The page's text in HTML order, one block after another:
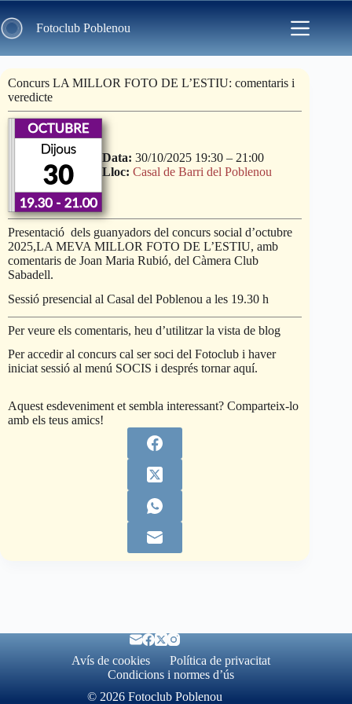
to
content Fotoclub Poblenou
Concurs LA MILLOR FOTO DE L’ESTIU: comentaris i
veredicte
Data: 30/10/2025 19:30 – 21:00
Lloc: Casal de Barri del Poblenou
Presentació dels guanyadors del concurs social d’octubre
2025,LA MEVA MILLOR FOTO DE L’ESTIU, amb
comentaris de Joan Maria Rubió, del Càmera Club
Sabadell.
Sessió presencial al Casal del Poblenou a les 19.30 h
Per veure els comentaris, heu d’utilitzar la vista de blog
Per accedir al concurs cal ser soci del Fotoclub i haver
iniciat sessió al menú SOCIS i després tornar aquí.
Aquest esdeveniment et sembla interessant? Comparteix-lo
amb els teus amics!
Avís de cookies
Política de privacitat
Condicions i normes d’ús
© 2026 Fotoclub Poblenou